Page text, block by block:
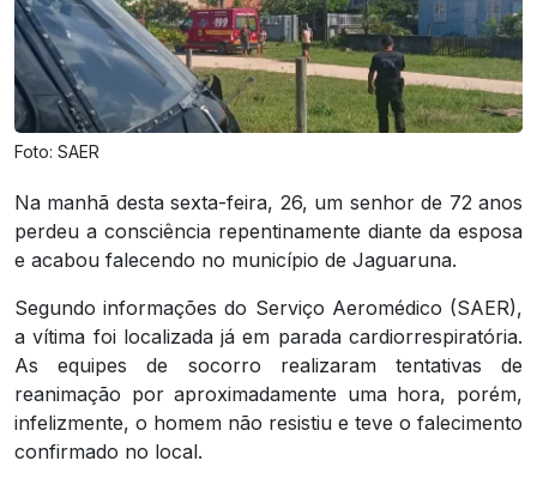
Foto: SAER
Na manhã desta sexta-feira, 26, um senhor de 72 anos
perdeu a consciência repentinamente diante da esposa
e acabou falecendo no município de Jaguaruna.
Segundo informações do Serviço Aeromédico (SAER),
a vítima foi localizada já em parada cardiorrespiratória.
As equipes de socorro realizaram tentativas de
reanimação por aproximadamente uma hora, porém,
infelizmente, o homem não resistiu e teve o falecimento
confirmado no local.